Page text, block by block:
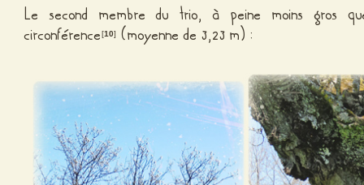
Le second membre du trio, à peine moins gros
circonférence[10] (moyenne de 3,23 m) :